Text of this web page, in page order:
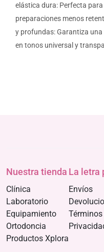
elástica dura: Perfecta
preparaciones menos
y profundas: Garantiza
en tonos universal y
Nuestra tienda
Clínica
Laboratorio
Equipamiento
Ortodoncia
Productos Xplora
La letra
Envíos